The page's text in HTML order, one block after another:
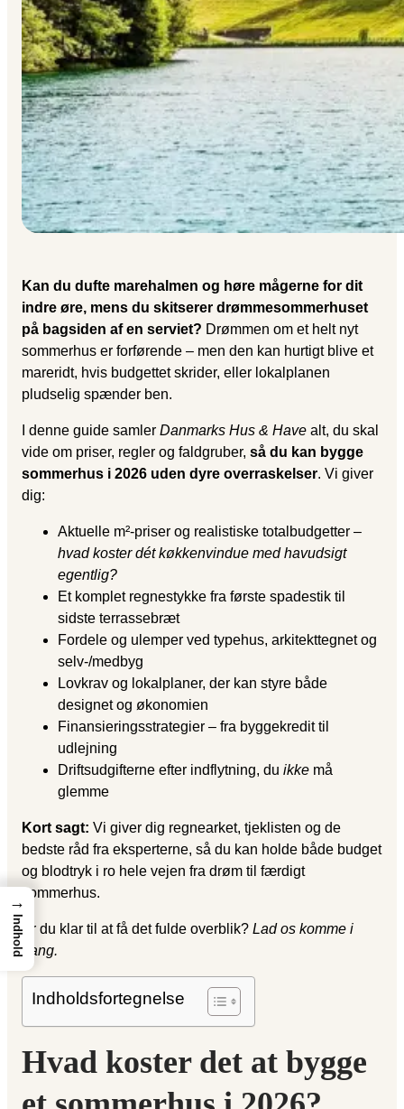
Kan du dufte marehalmen og høre mågerne for dit
indre øre, mens du skitserer drømmesommerhuset
på bagsiden af en serviet? Drømmen om et helt nyt
sommerhus er forførende – men den kan hurtigt blive et
mareridt, hvis budgettet skrider, eller lokalplanen
pludselig spænder ben.
I denne guide samler Danmarks Hus & Have alt, du skal
vide om priser, regler og faldgruber, så du kan bygge
sommerhus i 2026 uden dyre overraskelser. Vi giver
dig:
Aktuelle m²-priser og realistiske totalbudgetter –
hvad koster dét køkkenvindue med havudsigt
egentlig?
Et komplet regnestykke fra første spadestik til
sidste terrassebræt
Fordele og ulemper ved typehus, arkitekttegnet og
selv-/medbyg
Lovkrav og lokalplaner, der kan styre både
designet og økonomien
Finansierings­strategier – fra byggekredit til
udlejning
Driftsudgifterne efter indflytning, du ikke må
glemme
Kort sagt: Vi giver dig regnearket, tjeklisten og de
bedste råd fra eksperterne, så du kan holde både budget
og blodtryk i ro hele vejen fra drøm til færdigt
sommerhus.
Er du klar til at få det fulde overblik? Lad os komme i
gang.
Indholdsfortegnelse
Hvad koster det at bygge
→
Indhold